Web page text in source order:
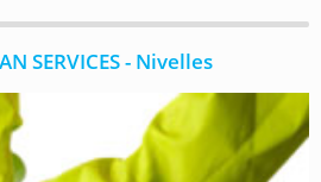
SERVICES - Nivelles